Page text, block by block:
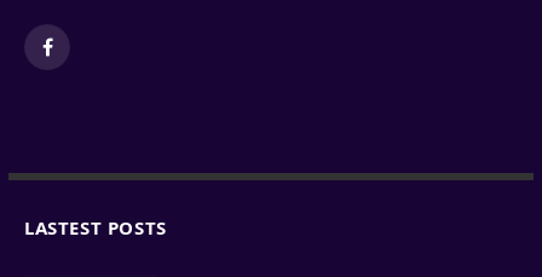
Facebook
LASTEST POSTS